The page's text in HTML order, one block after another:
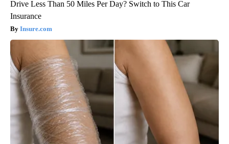
Drive Less Than 50 Miles Per Day? Switch to This Car
Insurance
Insure.com